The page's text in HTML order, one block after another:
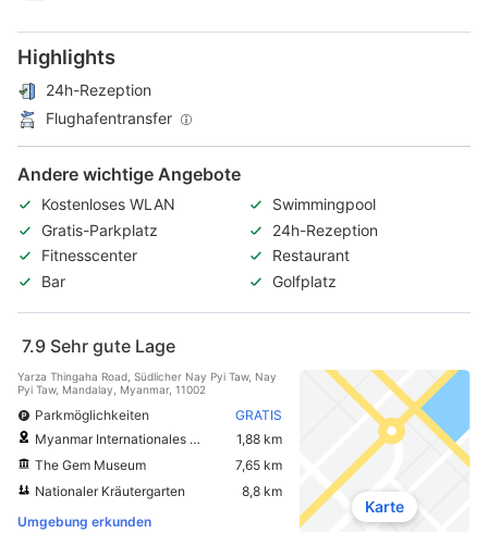
Highlights
24h-Rezeption
Flughafentransfer
Andere wichtige Angebote
Kostenloses WLAN
Swimmingpool
Gratis-Parkplatz
24h-Rezeption
Fitnesscenter
Restaurant
Bar
Golfplatz
7.9 Sehr gute Lage
Yarza Thingaha Road, Südlicher Nay Pyi Taw, Nay
Pyi Taw, Mandalay, Myanmar, 11002
Parkmöglichkeiten
GRATIS
Myanmar Internationales Kongresszentrum
1,88 km
The Gem Museum
7,65 km
Nationaler Kräutergarten
8,8 km
Umgebung erkunden
Karte